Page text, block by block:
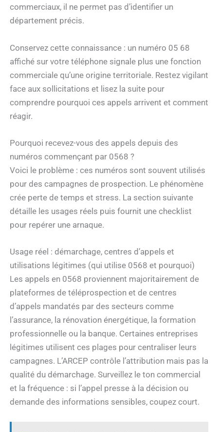
commerciaux, il ne permet pas d’identifier un
département précis.
Conservez cette connaissance : un numéro 05 68
affiché sur votre téléphone signale plus une fonction
commerciale qu’une origine territoriale. Restez vigilant
face aux sollicitations et lisez la suite pour
comprendre pourquoi ces appels arrivent et comment
réagir.
Pourquoi recevez-vous des appels depuis des
numéros commençant par 0568 ?
Voici le problème : ces numéros sont souvent utilisés
pour des campagnes de prospection. Le phénomène
crée perte de temps et stress. La section suivante
détaille les usages réels puis fournit une checklist
pour repérer une arnaque.
Usage réel : démarchage, centres d’appels et
utilisations légitimes (qui utilise 0568 et pourquoi)
Les appels en 0568 proviennent majoritairement de
plateformes de téléprospection et de centres
d’appels mandatés par des secteurs comme
l’assurance, la rénovation énergétique, la formation
professionnelle ou la banque. Certaines entreprises
légitimes utilisent ces plages pour centraliser leurs
campagnes. L’ARCEP contrôle l’attribution mais pas la
qualité du démarchage. Surveillez le ton commercial
et la fréquence : si l’appel presse à la décision ou
demande des informations sensibles, coupez court.